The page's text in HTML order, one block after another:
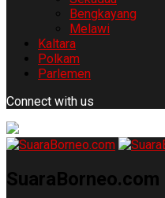
Bengkayang
Melawi
Kaltara
Polkam
Parlemen
Connect with us
SuaraBorneo.com